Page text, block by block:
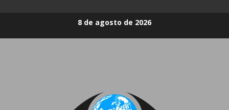
8 de agosto de 2026